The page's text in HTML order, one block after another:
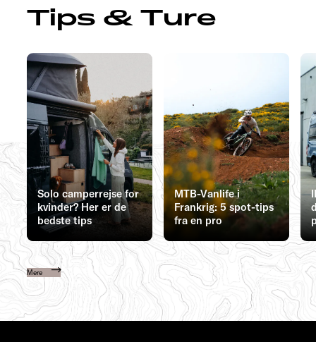
Tips & Ture
Solo camperrejse for
kvinder? Her er de
bedste tips
MTB-Vanlife i
Frankrig: 5 spot-tips
fra en pro
Mere